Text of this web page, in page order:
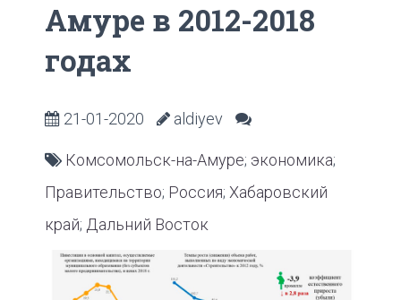
Амуре в 2012-2018
годах
21-01-2020 aldiyev
Комсомольск-на-Амуре; экономика;
Правительство; Россия; Хабаровский
край; Дальний Восток